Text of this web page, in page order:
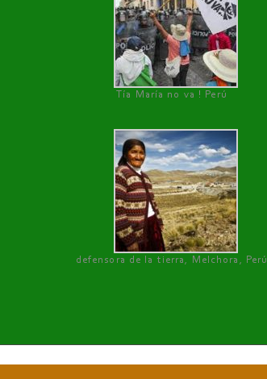
Tía María no va ! Perú
defensora de la tierra, Melchora, Perú